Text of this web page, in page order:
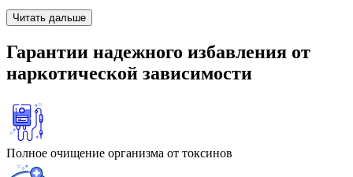
Читать дальше
Гарантии надежного избавления от
наркотической зависимости
Полное очищение организма от токсинов